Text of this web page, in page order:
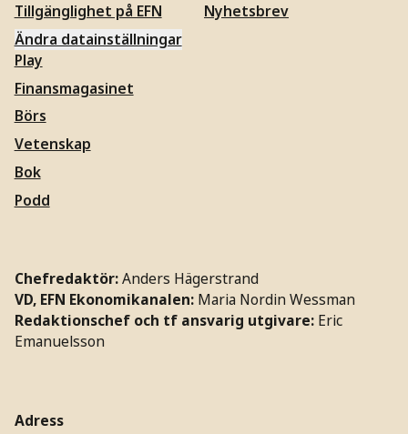
Tillgänglighet på EFN
Ändra datainställningar
Nyhetsbrev
Play
Finansmagasinet
Börs
Vetenskap
Bok
Podd
Chefredaktör:Anders Hägerstrand
VD, EFN Ekonomikanalen: Maria Nordin Wessman
Redaktionschef och tf ansvarig utgivare: Eric
Emanuelsson
Adress